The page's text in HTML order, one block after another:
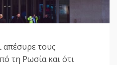
απέσυρε τους
τη Ρωσία και ότι